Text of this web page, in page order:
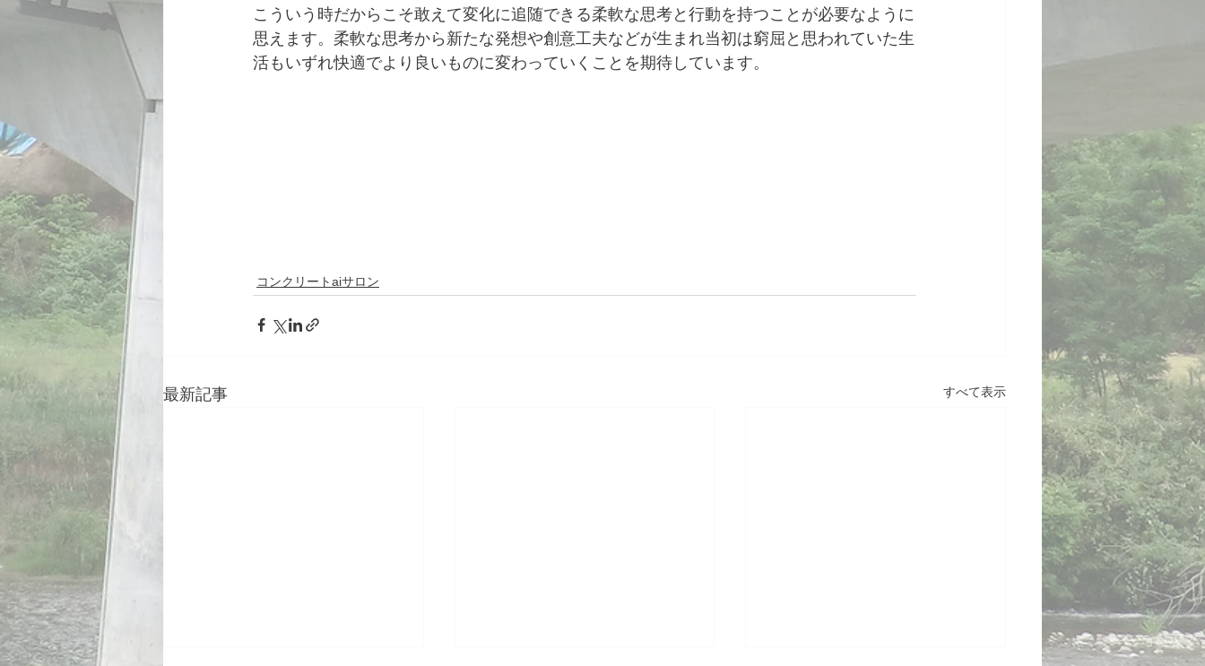
こういう時だからこそ敢えて変化に追随できる柔軟な思考と行動を持つことが必要なように
思えます。柔軟な思考から新たな発想や創意工夫などが生まれ当初は窮屈と思われていた生
活もいずれ快適でより良いものに変わっていくことを期待しています。
コンクリートaiサロン
最新記事 すべて表示